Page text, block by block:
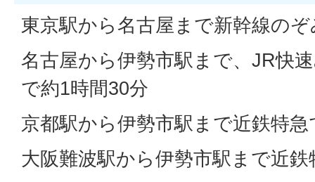
東京駅から名古屋まで新幹線の
名古屋から伊勢市駅まで、JR快
で約1時間30分
京都駅から伊勢市駅まで近鉄特急
大阪難波駅から伊勢市駅まで近